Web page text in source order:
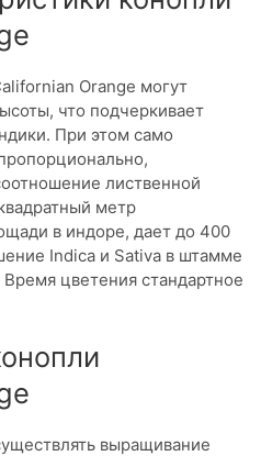
Orange могут
что подчеркивает
При этом само
лиственной
метр
в индоре, дает до 400
Indica и Sativa в штамме
цветения стандартное
выращивание